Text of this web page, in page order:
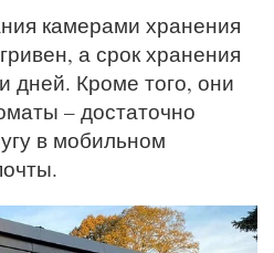
камерами хранения
а срок хранения
дней. Кроме того, они
– достаточно
в мобильном